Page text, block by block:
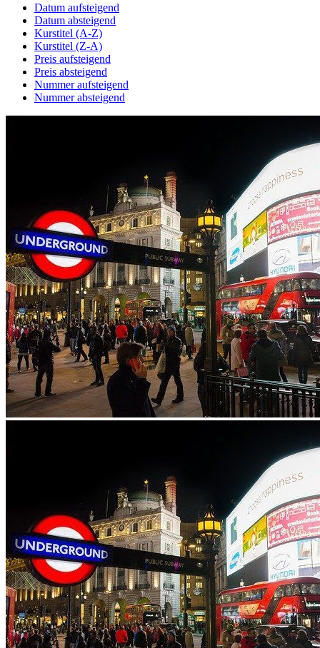
Datum aufsteigend
Datum absteigend
Kurstitel (A-Z)
Kurstitel (Z-A)
Preis aufsteigend
Preis absteigend
Nummer aufsteigend
Nummer absteigend